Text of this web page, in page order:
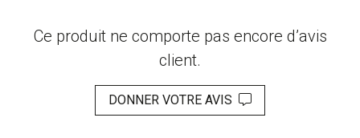
Ce produit ne comporte pas encore d’avis
client.
DONNER VOTRE AVIS